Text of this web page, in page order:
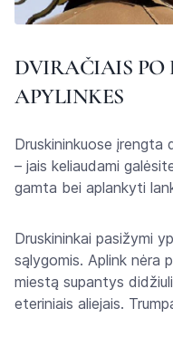
DVIRAČIAIS PO
APYLINKES
Druskininkuose įrengta
– jais keliaudami
gamta bei aplankyti
Druskininkai pasižymi
sąlygomis. Aplink nėra
miestą supantys
eteriniais aliejais.